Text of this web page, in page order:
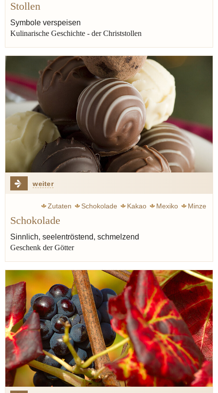
Weihnachten
Stollen
Symbole verspeisen
Kulinarische Geschichte - der Christstollen
weiter
Zutaten Schokolade Kakao Mexiko Minze
Schokolade
Sinnlich, seelentröstend, schmelzend
Geschenk der Götter